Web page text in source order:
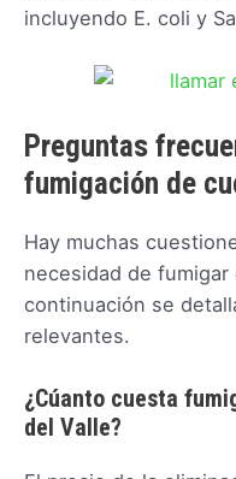
incluyendo E. coli y
Preguntas
fumigación de
Hay muchas
necesidad de
continuación se
relevantes.
¿Cúanto cuesta
del Valle?